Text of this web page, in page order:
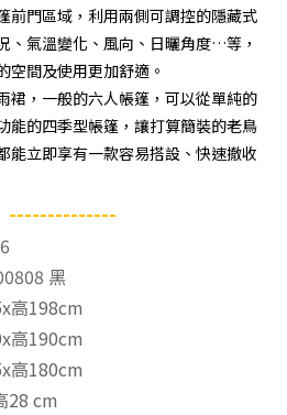
前門區域，利用兩側可調控的隱藏式
、氣溫變化、風向、日曬角度…等，
空間及使用更加舒適。
裙，一般的六人帳篷，可以從單純的
能的四季型帳篷，讓打算簡裝的老鳥
能立即享有一款容易搭設、快速撤收
--------------
黑
高198cm
高190cm
高180cm
28 cm